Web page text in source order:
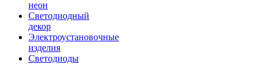
неон
Светодиодный
декор
Электроустановочные
изделия
Светодиоды